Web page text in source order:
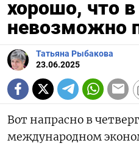
хорошо, что в
невозможно
Татьяна Рыбакова
23.06.2025
Вот напрасно в
международном